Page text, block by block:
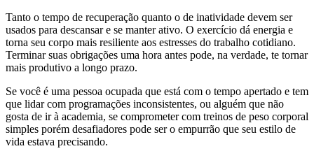
Tanto o tempo de recuperação quanto o de inatividade devem ser
usados para descansar e se manter ativo. O exercício dá energia e
torna seu corpo mais resiliente aos estresses do trabalho cotidiano.
Terminar suas obrigações uma hora antes pode, na verdade, te tornar
mais produtivo a longo prazo.
Se você é uma pessoa ocupada que está com o tempo apertado e tem
que lidar com programações inconsistentes, ou alguém que não
gosta de ir à academia, se comprometer com treinos de peso corporal
simples porém desafiadores pode ser o empurrão que seu estilo de
vida estava precisando.